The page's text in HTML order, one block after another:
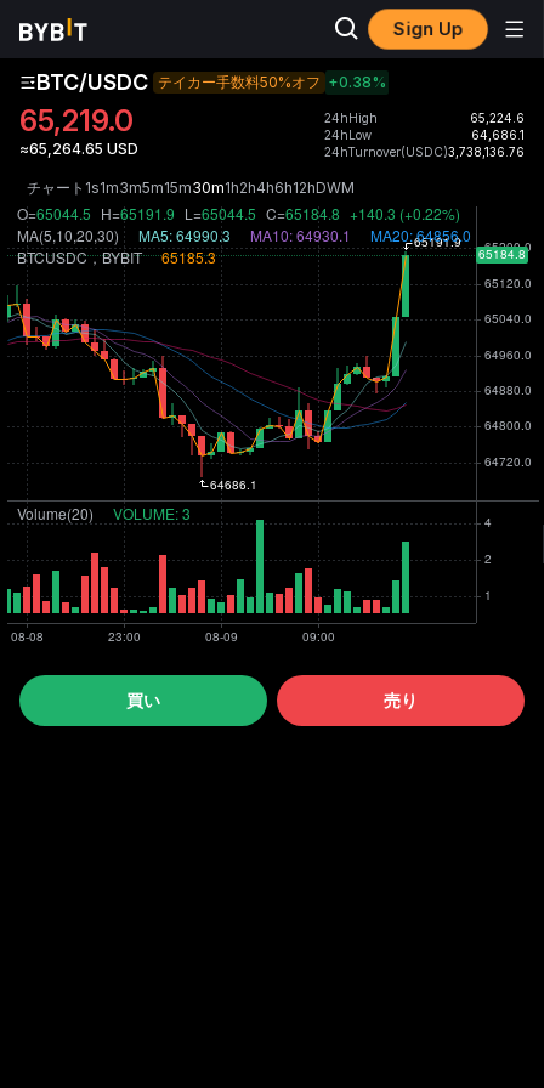
Sign Up
BTC/USDC テイカー手数料50%オフ +0.38%
65,219.0
≈65,264.65 USD
24hHigh
65,224.6
24hLow
64,686.1
24hTurnover(USDC)3,738,136.76
チャート 1s1m3m5m15m30m1h2h4h6h12hDWM
買い 売り